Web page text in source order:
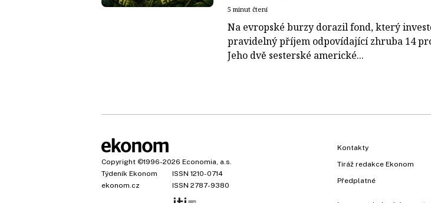
5 minut čtení
Na evropské burzy dorazil fond, který
pravidelný příjem odpovídající zhruba 14
Jeho dvě sesterské americké...
Copyright ©1996-2026 Economia, a.s.
Týdeník Ekonom
ISSN 1210-0714
ekonom.cz
ISSN 2787-9380
Kontakty
Tiráž redakce Ekonom
Předplatné